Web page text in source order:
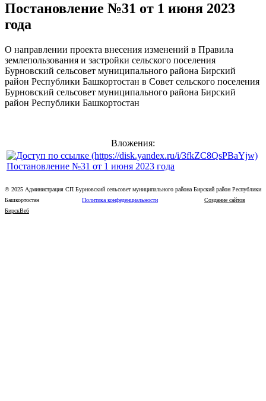
Постановление №31 от 1 июня 2023
года
О направлении проекта внесения изменений в Правила
землепользования и застройки сельского поселения
Бурновский сельсовет муниципального района Бирский
район Республики Башкортостан в Совет сельского поселения
Бурновский сельсовет муниципального района Бирский
район Республики Башкортостан
Вложения:
Постановление №31 от 1 июня 2023 года
© 2025 Администрация СП Бурновский сельсовет муниципального района Бирский район Республики
Башкортостан Политика конфеденциальности
Создание сайтов
БирскВеб